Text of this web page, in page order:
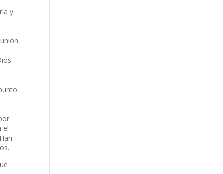
y
el